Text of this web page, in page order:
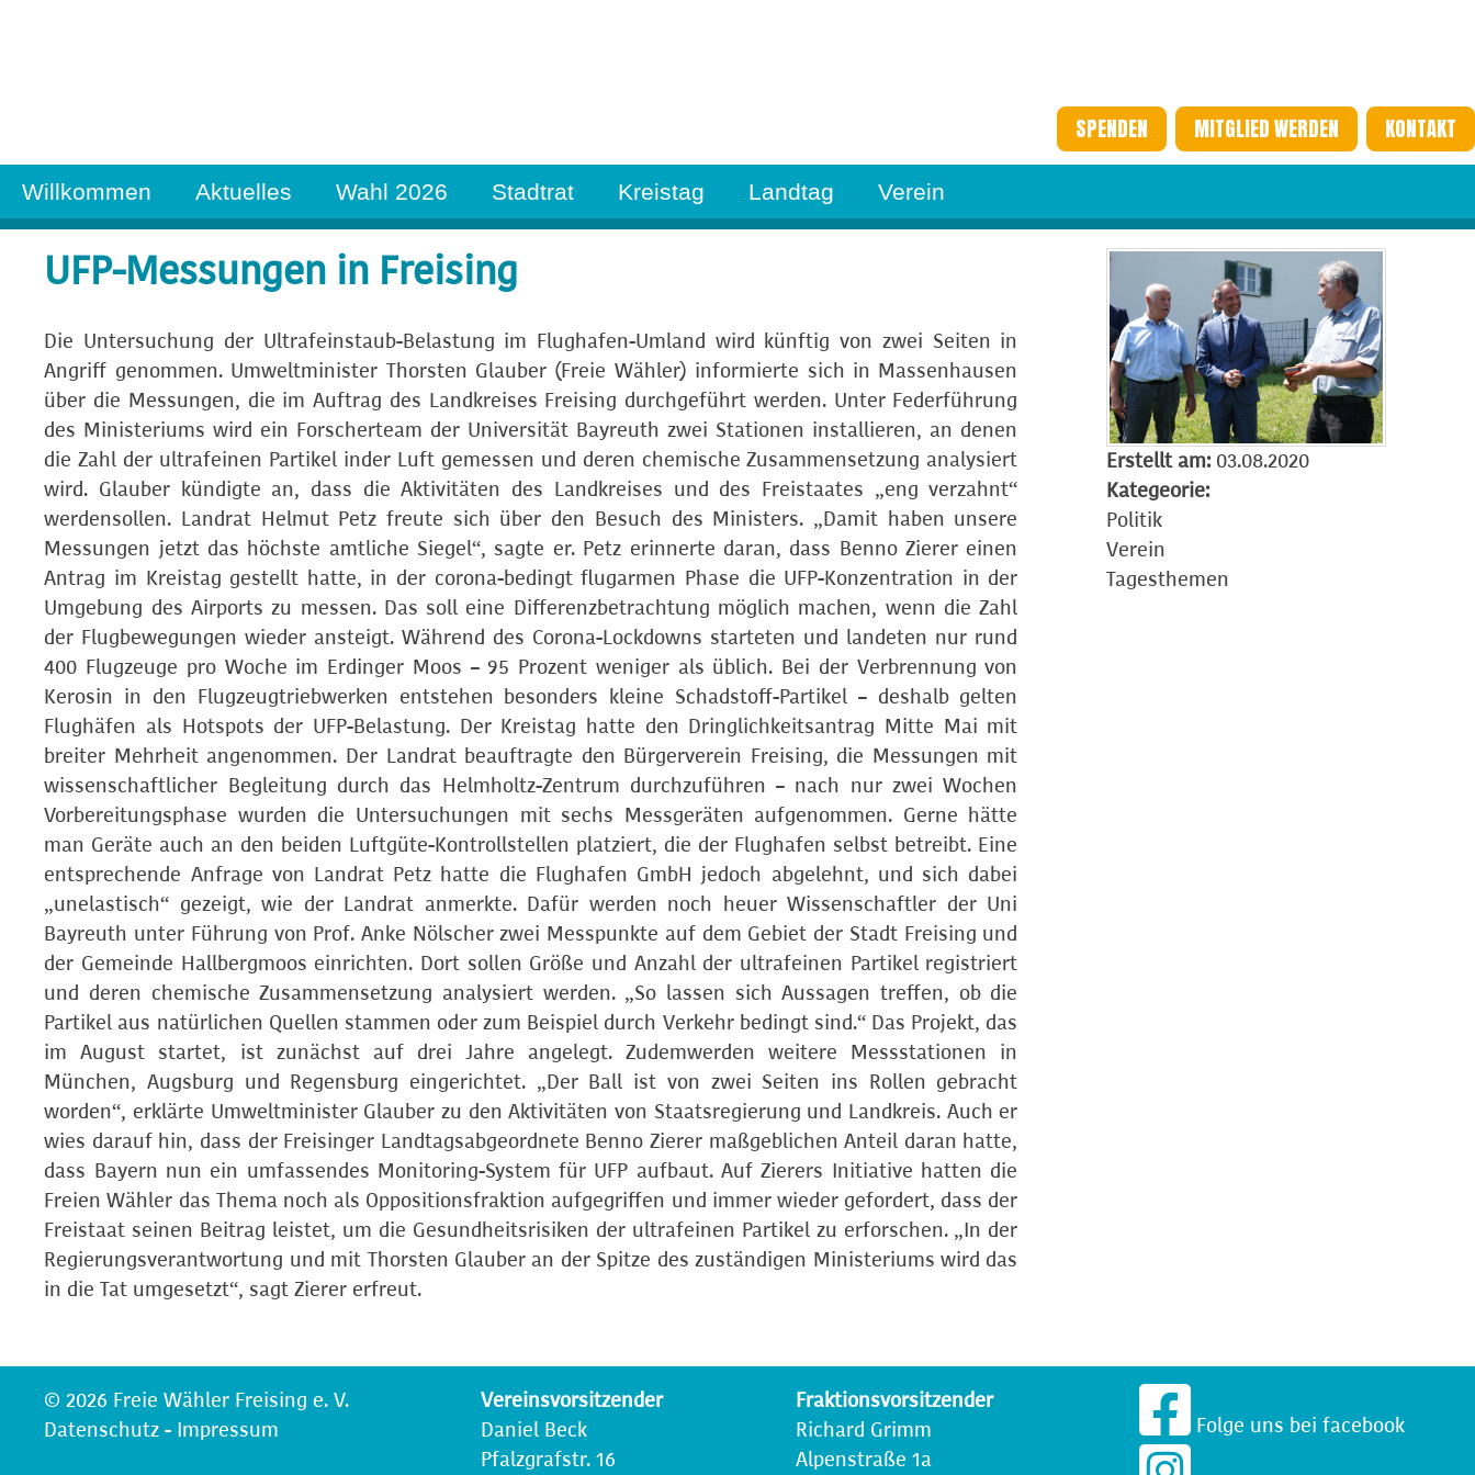
SPENDEN MITGLIED WERDEN KONTAKT
Willkommen Aktuelles Wahl 2026 Stadtrat Kreistag Landtag Verein
UFP-Messungen in Freising
Die Untersuchung der Ultrafeinstaub-Belastung im Flughafen-Umland wird künftig von zwei Seiten in
Angriff genommen. Umweltminister Thorsten Glauber (Freie Wähler) informierte sich in Massenhausen
über die Messungen, die im Auftrag des Landkreises Freising durchgeführt werden. Unter Federführung
des Ministeriums wird ein Forscherteam der Universität Bayreuth zwei Stationen installieren, an denen
die Zahl der ultrafeinen Partikel inder Luft gemessen und deren chemische Zusammensetzung analysiert
wird. Glauber kündigte an, dass die Aktivitäten des Landkreises und des Freistaates „eng verzahnt“
werdensollen. Landrat Helmut Petz freute sich über den Besuch des Ministers. „Damit haben unsere
Messungen jetzt das höchste amtliche Siegel“, sagte er. Petz erinnerte daran, dass Benno Zierer einen
Antrag im Kreistag gestellt hatte, in der corona-bedingt flugarmen Phase die UFP-Konzentration in der
Umgebung des Airports zu messen. Das soll eine Differenzbetrachtung möglich machen, wenn die Zahl
der Flugbewegungen wieder ansteigt. Während des Corona-Lockdowns starteten und landeten nur rund
400 Flugzeuge pro Woche im Erdinger Moos – 95 Prozent weniger als üblich. Bei der Verbrennung von
Kerosin in den Flugzeugtriebwerken entstehen besonders kleine Schadstoff-Partikel – deshalb gelten
Flughäfen als Hotspots der UFP-Belastung. Der Kreistag hatte den Dringlichkeitsantrag Mitte Mai mit
breiter Mehrheit angenommen. Der Landrat beauftragte den Bürgerverein Freising, die Messungen mit
wissenschaftlicher Begleitung durch das Helmholtz-Zentrum durchzuführen – nach nur zwei Wochen
Vorbereitungsphase wurden die Untersuchungen mit sechs Messgeräten aufgenommen. Gerne hätte
man Geräte auch an den beiden Luftgüte-Kontrollstellen platziert, die der Flughafen selbst betreibt. Eine
entsprechende Anfrage von Landrat Petz hatte die Flughafen GmbH jedoch abgelehnt, und sich dabei
„unelastisch“ gezeigt, wie der Landrat anmerkte. Dafür werden noch heuer Wissenschaftler der Uni
Bayreuth unter Führung von Prof. Anke Nölscher zwei Messpunkte auf dem Gebiet der Stadt Freising und
der Gemeinde Hallbergmoos einrichten. Dort sollen Größe und Anzahl der ultrafeinen Partikel registriert
und deren chemische Zusammensetzung analysiert werden. „So lassen sich Aussagen treffen, ob die
Partikel aus natürlichen Quellen stammen oder zum Beispiel durch Verkehr bedingt sind.“ Das Projekt, das
im August startet, ist zunächst auf drei Jahre angelegt. Zudemwerden weitere Messstationen in
München, Augsburg und Regensburg eingerichtet. „Der Ball ist von zwei Seiten ins Rollen gebracht
worden“, erklärte Umweltminister Glauber zu den Aktivitäten von Staatsregierung und Landkreis. Auch er
wies darauf hin, dass der Freisinger Landtagsabgeordnete Benno Zierer maßgeblichen Anteil daran hatte,
dass Bayern nun ein umfassendes Monitoring-System für UFP aufbaut. Auf Zierers Initiative hatten die
Freien Wähler das Thema noch als Oppositionsfraktion aufgegriffen und immer wieder gefordert, dass der
Freistaat seinen Beitrag leistet, um die Gesundheitsrisiken der ultrafeinen Partikel zu erforschen. „In der
Regierungsverantwortung und mit Thorsten Glauber an der Spitze des zuständigen Ministeriums wird das
in die Tat umgesetzt“, sagt Zierer erfreut.
Erstellt am:03.08.2020
Kategeorie:
Politik
Verein
Tagesthemen
© 2026 Freie Wähler Freising e. V.
Datenschutz - Impressum
Vereinsvorsitzender
Daniel Beck
Pfalzgrafstr. 16
Fraktionsvorsitzender
Richard Grimm
Alpenstraße 1a
Folge uns bei facebook